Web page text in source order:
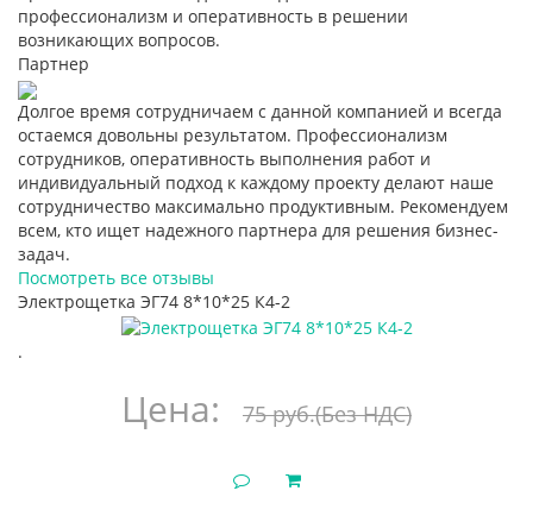
профессионализм и оперативность в решении
возникающих вопросов.
Партнер
Долгое время сотрудничаем с данной компанией и всегда
остаемся довольны результатом. Профессионализм
сотрудников, оперативность выполнения работ и
индивидуальный подход к каждому проекту делают наше
сотрудничество максимально продуктивным. Рекомендуем
всем, кто ищет надежного партнера для решения бизнес-
задач.
Посмотреть все отзывы
Электрощетка ЭГ74 8*10*25 К4-2
.
Цена: 75 руб.(Без НДС)